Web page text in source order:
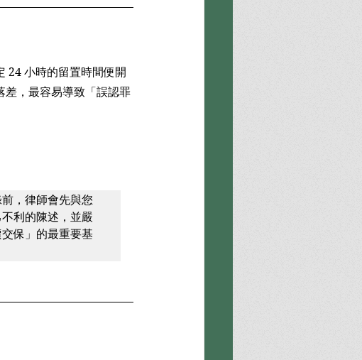
24 小時的留置時間便開
差，最容易導致「誤認罪
，律師會先與您
利的陳述，並嚴
保」的最重要基